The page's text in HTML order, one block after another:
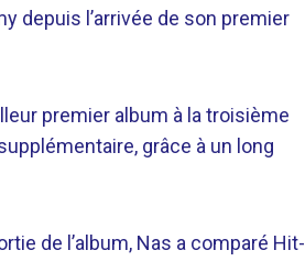
depuis l’arrivée de son premier
premier album à la troisième
grâce à un long
de l’album, Nas a comparé Hit-